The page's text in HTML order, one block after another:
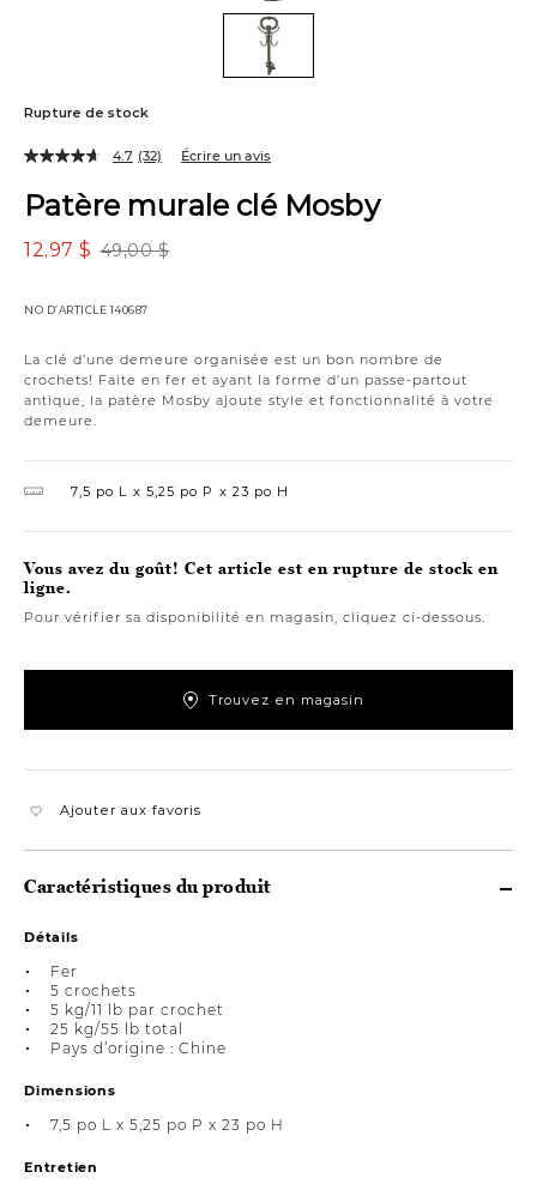
Rupture de stock
Patère murale clé Mosby
49,00 $
12,97 $
NO D’ARTICLE140687
La clé d’une demeure organisée est un bon nombre de
crochets! Faite en fer et ayant la forme d’un passe-partout
antique, la patère Mosby ajoute style et fonctionnalité à votre
demeure.
4.7 (32) Écrire un avis
7,5 po L 5,25 po P 23 po H
Vous avez du goût! Cet article est en rupture de stock en
ligne.
Pour vérifier sa disponibilité en magasin, cliquez ci-dessous.
Trouvez en magasin
Ajouter aux favoris
Caractéristiques du produit
Détails
Fer
5 crochets
5 kg/11 lb par crochet
25 kg/55 lb total
Pays d’origine : Chine
Dimensions
7,5 po L x 5,25 po P x 23 po H
Entretien